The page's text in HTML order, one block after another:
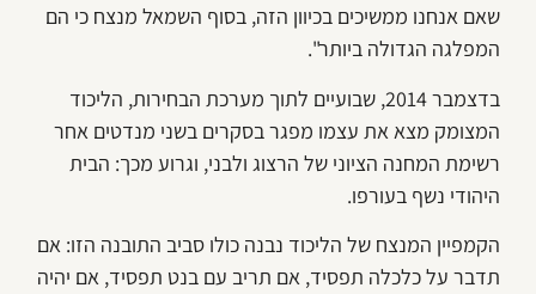
שאם אנחנו ממשיכים בכיוון הזה, בסוף השמאל מנצח כי הם
המפלגה הגדולה ביותר".
בדצמבר 2014, שבועיים לתוך מערכת הבחירות, הליכוד
המצומק מצא את עצמו מפגר בסקרים בשני מנדטים אחר
רשימת המחנה הציוני של הרצוג ולבני, וגרוע מכך: הבית
היהודי נשף בעורפו.
הקמפיין המנצח של הליכוד נבנה כולו סביב התובנה הזו: אם
תדבר על כלכלה תפסיד, אם תריב עם בנט תפסיד, אם יהיה